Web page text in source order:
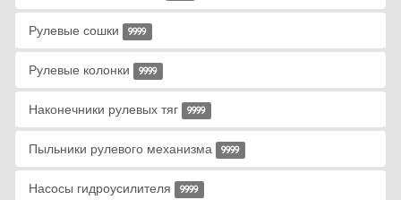
Рулевые сошки 9999
Рулевые колонки 9999
Наконечники рулевых тяг 9999
Пыльники рулевого механизма 9999
Насосы гидроусилителя 9999